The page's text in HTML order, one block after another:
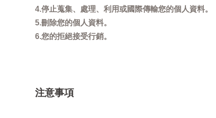
4.停止蒐集、處理、利用或國際傳輸您的個人資料。
5.刪除您的個人資料。
6.您的拒絕接受行銷。
注意事項